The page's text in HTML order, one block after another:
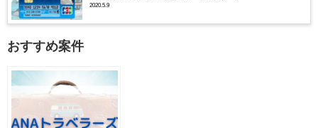
2020.5.9
おすすめ案件